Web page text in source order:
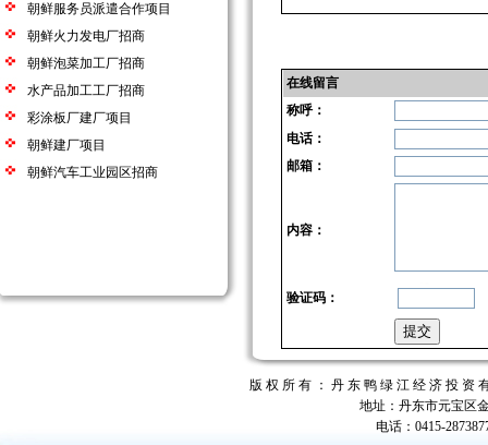
朝鲜服务员派遣合作项目
朝鲜火力发电厂招商
朝鲜泡菜加工厂招商
水产品加工工厂招商
彩涂板厂建厂项目
朝鲜建厂项目
朝鲜汽车工业园区招商
在线留言
称呼：
电话：
邮箱：
内容：
验证码：
版 权 所 有 ： 丹 东 鸭 绿 江 经 济 投
地址：丹东市元宝区
电话：0415-